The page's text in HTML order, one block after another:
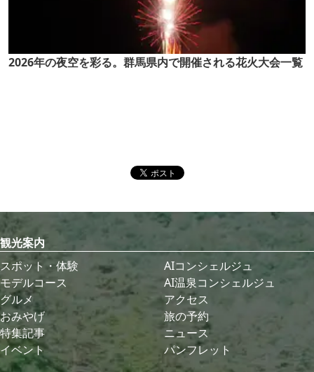
2026年の夜空を彩る。群馬県内で開催される花火大会一覧
観光案内
スポット・体験
モデルコース
グルメ
おみやげ
特集記事
イベント
AIコンシェルジュ
AI温泉コンシェルジュ
アクセス
旅の予約
ニュース
パンフレット